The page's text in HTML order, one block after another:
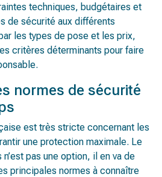
techniques, budgétaires et
de sécurité aux différents
les types de pose et les prix,
critères déterminants pour faire
normes de sécurité
est très stricte concernant les
une protection maximale. Le
pas une option, il en va de
principales normes à connaître